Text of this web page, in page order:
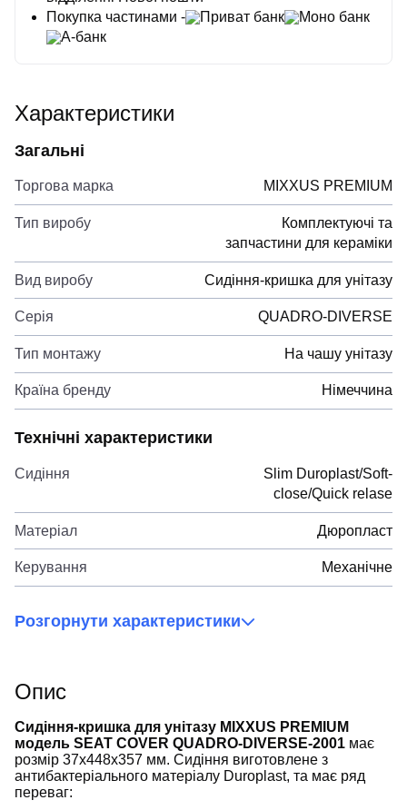
Покупка частинами -
Приват банк
Моно банк
А-банк
Характеристики
Загальні
Торгова марка MIXXUS PREMIUM
Тип виробу
Комплектуючі та
запчастини для кераміки
Вид виробу Сидіння-кришка для унітазу
Серія QUADRO-DIVERSE
Тип монтажу На чашу унітазу
Країна бренду Німеччина
Технічні характеристики
Сидіння
Slim Duroplast/Soft-
close/Quick relase
Матеріал Дюропласт
Керування Механічне
Розгорнути характеристики
Опис
Сидіння-кришка для унітазу MIXXUS PREMIUM
модель SEAT COVER QUADRO-DIVERSE-2001 має
розмір 37x448x357 мм. Сидіння виготовлене з
антибактеріального матеріалу Duroplast, та має ряд
переваг: